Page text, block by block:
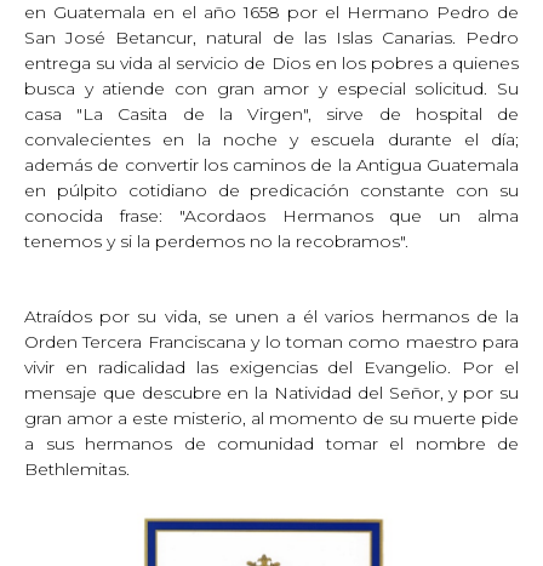
en Guatemala en el año 1658 por el Hermano Pedro de
San José Betancur, natural de las Islas Canarias. Pedro
entrega su vida al servicio de Dios en los pobres a quienes
busca y atiende con gran amor y especial solicitud. Su
casa "La Casita de la Virgen", sirve de hospital de
convalecientes en la noche y escuela durante el día;
además de convertir los caminos de la Antigua Guatemala
en púlpito cotidiano de predicación constante con su
conocida frase: "Acordaos Hermanos que un alma
tenemos y si la perdemos no la recobramos".
Atraídos por su vida, se unen a él varios hermanos de la
Orden Tercera Franciscana y lo toman como maestro para
vivir en radicalidad las exigencias del Evangelio. Por el
mensaje que descubre en la Natividad del Señor, y por su
gran amor a este misterio, al momento de su muerte pide
a sus hermanos de comunidad tomar el nombre de
Bethlemitas.